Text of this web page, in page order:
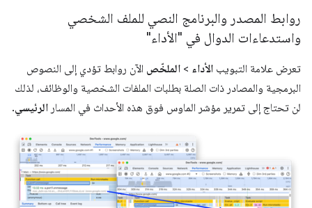
روابط المصدر والبرنامج النصي للملف الشخصي
واستدعاءات الدوال في "الأداء"
تعرض علامة التبويب الأداء > الملخّص الآن روابط تؤدي إلى النصوص
البرمجية والمصادر ذات الصلة بطلبات الملفات الشخصية والوظائف، لذلك
لن تحتاج إلى تمرير مؤشر الماوس فوق هذه الأحداث في المسار الرئيسي.